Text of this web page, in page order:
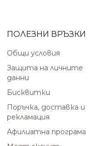
ПОЛЕЗНИ ВРЪЗКИ
Общи условия
Защита на личните
данни
Бисквитки
Поръчка, доставка и
рекламация
Афилиатна програма